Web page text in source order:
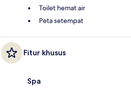
Toilet hemat air
Peta setempat
Fitur khusus
Spa